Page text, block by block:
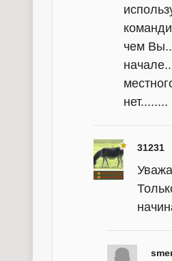
чем
нет........
31231